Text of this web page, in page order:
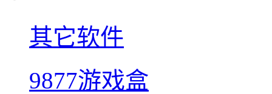
其它软件
9877游戏盒